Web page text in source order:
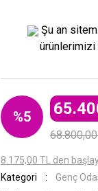
Şu an
%5
8.175,00 TL den
Kategori
Genç